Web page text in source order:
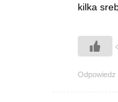
kilka
Odpowiedz